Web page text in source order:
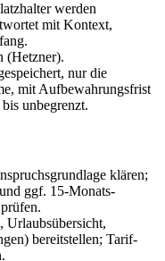
werden
mit Kontext,
(Hetzner).
nur die
mit Aufbewahrungsfrist
unbegrenzt.
klären;
ggf. 15-Monats-
Urlaubsübersicht,
bereitstellen; Tarif-